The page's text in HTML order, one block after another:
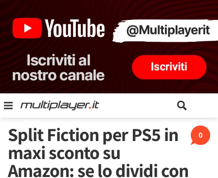
0
Split Fiction per PS5 in
maxi sconto su
Amazon: se lo dividi con